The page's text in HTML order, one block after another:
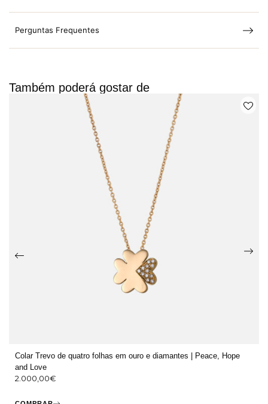
Perguntas Frequentes
Também poderá gostar de
Colar Trevo de quatro folhas em ouro e diamantes | Peace, Hope
and Love
2.000,00€